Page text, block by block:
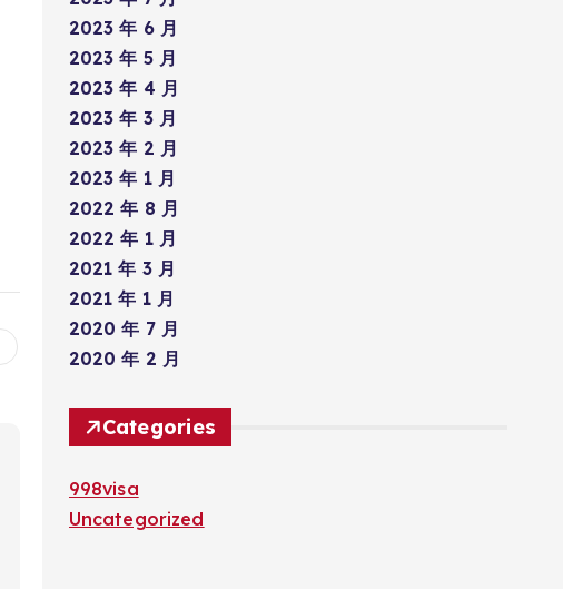
2023 年 6 月
2023 年 5 月
2023 年 4 月
2023 年 3 月
2023 年 2 月
2023 年 1 月
2022 年 8 月
2022 年 1 月
2021 年 3 月
2021 年 1 月
2020 年 7 月
2020 年 2 月
Categories
998visa
Uncategorized